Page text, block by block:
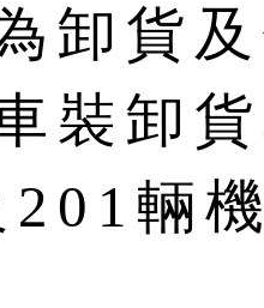
卸貨
裝卸
201輛